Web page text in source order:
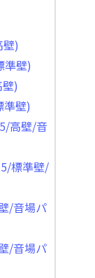
)
準壁)
)
壁)
高壁/音
標準壁/
/音場パ
/音場パ